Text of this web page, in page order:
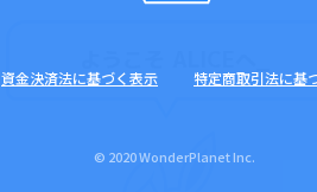
資金決済法に基づく表示 特定商取引法に基
© 2020 WonderPlanet Inc.